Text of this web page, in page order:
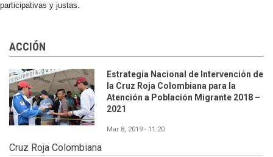
participativas y justas.
ACCIÓN
Estrategia Nacional de Intervención de
la Cruz Roja Colombiana para la
Atención a Población Migrante 2018 –
2021
Mar 8, 2019 - 11:20
Cruz Roja Colombiana